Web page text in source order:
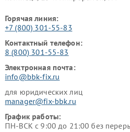
Горячая линия:
+7 (800) 301-55-83
Контактный телефон:
8 (800) 301-55-83
Электронная почта:
info@bbk-fix.ru
для юридических лиц
manager@fix-bbk.ru
График работы:
ПН-ВСК с 9:00 до 21:00 без